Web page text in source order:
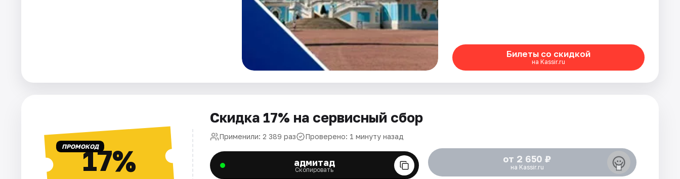
Билеты со скидкой
на Kassir.ru
ПРОМОКОД17%
Скидка 17% на сервисный сбор
Применили: 2 389 раз Проверено: 1 минуту назад
адмитад
Скопировать
от 2 650 ₽
на Kassir.ru